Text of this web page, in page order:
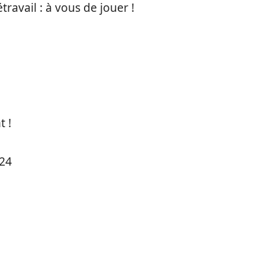
: à vous de jouer !
!